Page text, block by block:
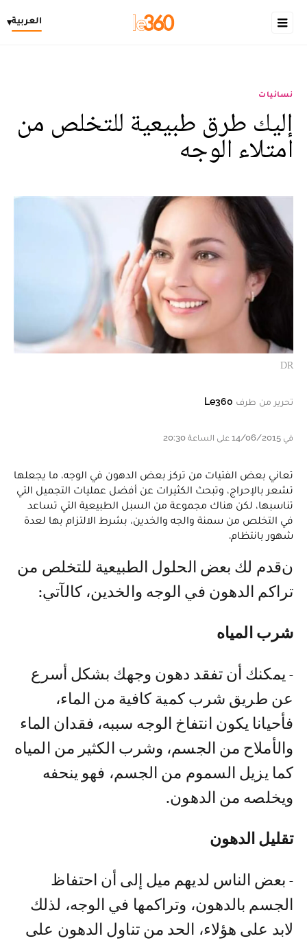
العربية▾
نسائيات
إليك طرق طبيعية للتخلص من
امتلاء الوجه
DR
تحرير من طرف Le360
في 14/06/2015 على الساعة 20:30
تعاني بعض الفتيات من تركز بعض الدهون في الوجه، ما يجعلها
تشعر بالإحراج، وتبحث الكثيرات عن أفضل عمليات التجميل التي
تناسبها، لكن هناك مجموعة من السبل الطبيعية التي تساعد
في التخلص من سمنة والجه والخدين، بشرط الالتزام بها لعدة
شهور بانتظام.
نقدم لك بعض الحلول الطبيعية للتخلص من
تراكم الدهون في الوجه والخدين، كالآتي:
شرب المياه
- يمكنك أن تفقد دهون وجهك بشكل أسرع
عن طريق شرب كمية كافية من الماء،
فأحيانا يكون انتفاخ الوجه سببه، فقدان الماء
والأملاح من الجسم، وشرب الكثير من المياه
كما يزيل السموم من الجسم، فهو ينحفه
ويخلصه من الدهون.
تقليل الدهون
- بعض الناس لديهم ميل إلى أن احتفاظ
الجسم بالدهون، وتراكمها في الوجه، لذلك
لابد على هؤلاء، الحد من تناول الدهون على